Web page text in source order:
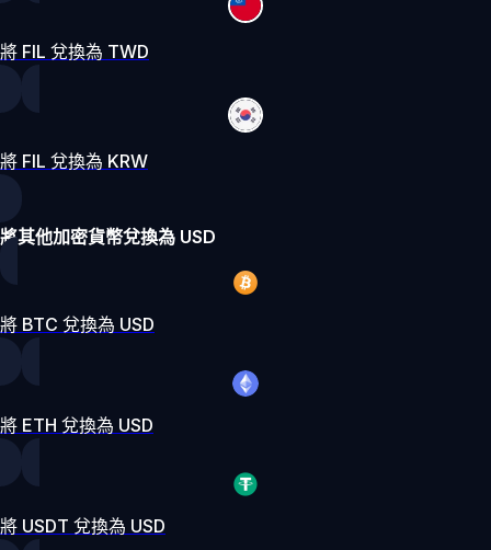
將 FIL 兌換為 TWD
將 FIL 兌換為 KRW
將其他加密貨幣兌換為 USD
將 BTC 兌換為 USD
將 ETH 兌換為 USD
將 USDT 兌換為 USD